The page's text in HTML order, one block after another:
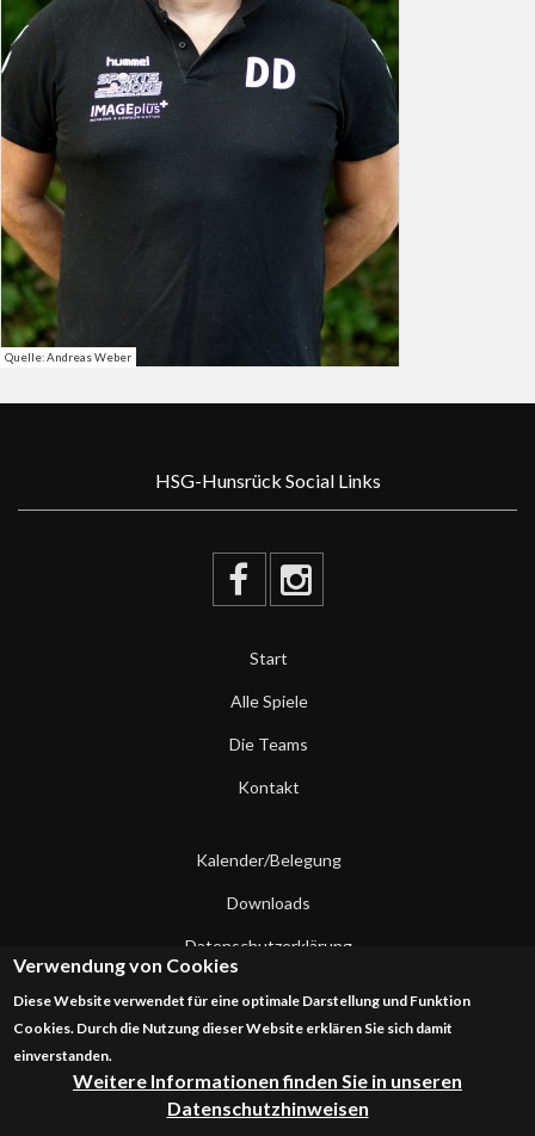
Quelle: Andreas Weber
HSG-Hunsrück Social Links
Start
Alle Spiele
Die Teams
Kontakt
Kalender/Belegung
Downloads
Datenschutzerklärung
Kontakt
Verwendung von Cookies
Diese Website verwendet für eine optimale Darstellung und Funktion
Cookies. Durch die Nutzung dieser Website erklären Sie sich damit
einverstanden.
Weitere Informationen finden Sie in unseren
Datenschutzhinweisen